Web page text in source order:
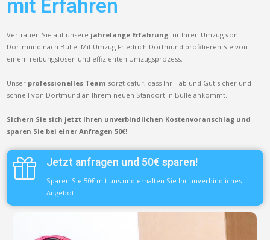
mit Erfahren
Vertrauen Sie auf unsere jahrelange Erfahrung für Ihren Umzug von
Dortmund nach Bulle. Mit Umzug Friedrich Dortmund profitieren Sie von
einem reibungslosen und effizienten Umzugsprozess.
Unser professionelles Team sorgt dafür, dass Ihr Hab und Gut sicher und
schnell von Dortmund an Ihrem neuen Standort in Bulle ankommt.
Sichern Sie sich jetzt Ihren unverbindlichen Kostenvoranschlag und
sparen Sie bei einer Anfragen 50€!
Jetzt anfragen und 50€ sparen!
Sparen Sie 50€ mit uns und erhalten Sie Ihr unverbindliches
Angebot.